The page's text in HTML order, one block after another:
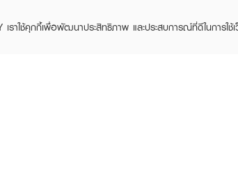
เราใช้คุกกี้เพื่อพัฒนาประสิทธิภาพ และประสบการณ์ที่ดีในการ